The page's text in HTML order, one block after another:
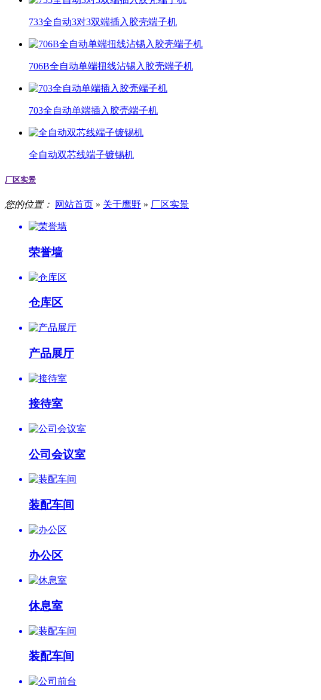
733全自动3对3双端插入胶壳端子机
706B全自动单端扭线沾锡入胶壳端子机
703全自动单端插入胶壳端子机
全自动双芯线端子镀锡机
厂区实景
您的位置： 网站首页 » 关于鹰野 » 厂区实景
荣誉墙
仓库区
产品展厅
接待室
公司会议室
装配车间
办公区
休息室
装配车间